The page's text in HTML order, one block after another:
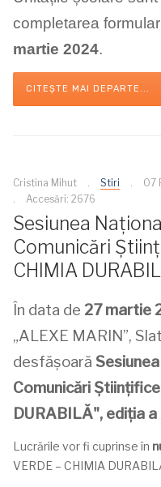
completarea
martie 2024.
CITEȘTE MAI DEPARTE...
Cristina Mihut Stiri
07
Accesări: 2676
Sesiunea
Comunicări
CHIMIA
În data de 27 martie
„ALEXE MARIN”,
desfăşoară
Comunicări Știinţifice
DURABILĂ", ediţia a
Lucrările vor fi cuprinse în
VERDE – CHIMIA